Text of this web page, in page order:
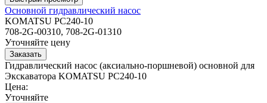
Основной гидравлический насос
KOMATSU PC240-10
708-2G-00310, 708-2G-01310
Уточняйте цену
Гидравлический насос (аксиально-поршневой) основной для
Экскаватора KOMATSU PC240-10
Цена:
Уточняйте